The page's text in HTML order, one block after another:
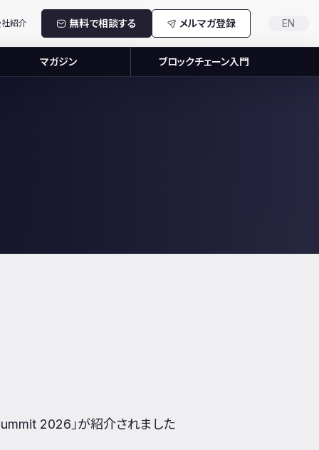
紹介 無料で相談する メルマガ登録 EN
マガジン ブロックチェーン入門
2026」が紹介されました